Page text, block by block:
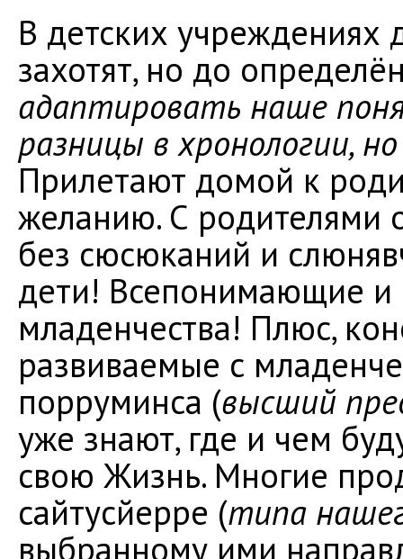
В детских учреждениях
захотят, но до
адаптировать наше
разницы в хронологии,
Прилетают домой к
желанию. С родителями
без сюсюканий и
дети! Всепонимающие
младенчества! Плюс,
развиваемые с
порруминса (высший
уже знают, где и чем
свою Жизнь. Многие
сайтусйерре (типа
выбранному ими